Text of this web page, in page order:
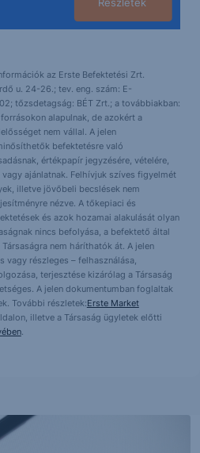
Részletek
az Erste Befektetési Zrt.
u. 24-26.; tev. eng. szám: E-
tőzsdetagság: BÉT Zrt.; a továbbiakban:
alapulnak, de azokért a
nem vállal. A jelen
befektetésre való
értékpapír jegyzésére, vételére,
ajánlatnak. Felhívjuk szíves figyelmét
illetve jövőbeli becslések nem
nézve. A tőkepiaci és
és azok hozamai alakulását olyan
nincs befolyása, a befektető által
nem háríthatók át. A jelen
vagy részleges – felhasználása,
terjesztése kizárólag a Társaság
A jelen dokumentumban foglaltak
További részletek:Erste Market
illetve a Társaság ügyletek előtti
.